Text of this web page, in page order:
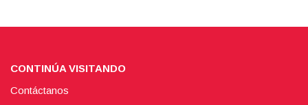
CONTINÚA VISITANDO
Contáctanos